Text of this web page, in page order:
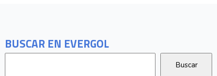
BUSCAR EN EVERGOL